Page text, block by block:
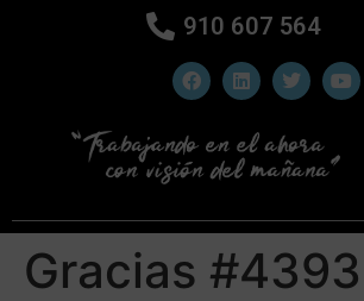
910 607 564
Gracias #4393